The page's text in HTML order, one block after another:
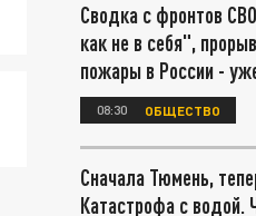
Сводка с фронтов
как не в себя",
пожары в России -
08:30 ОБЩЕСТВО
Сначала Тюмень,
Катастрофа с водой.